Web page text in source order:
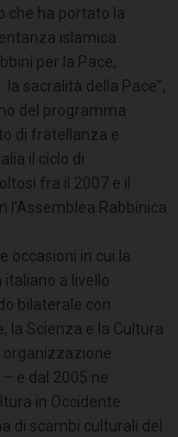
che ha portato la
islamica
per la Pace,
la sacralità della Pace”,
del programma
di fratellanza e
il ciclo di
fra il 2007 e il
l’Assemblea Rabbinica
occasioni in cui la
italiano a livello
bilaterale con
la Scienza e la Cultura
organizzazione
e dal 2005 ne
in Occidente.
di scambi culturali del